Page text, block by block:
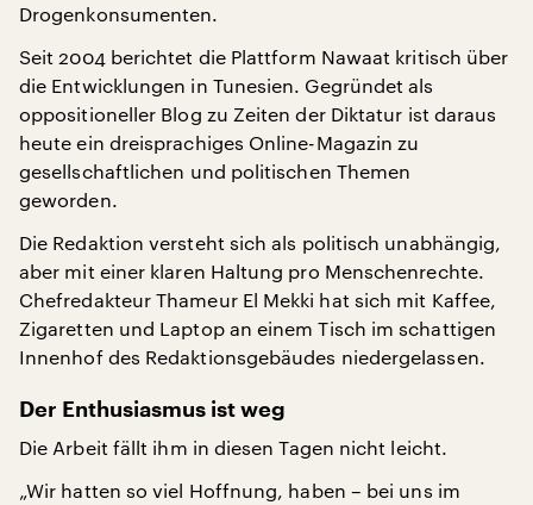
Drogenkonsumenten.
Seit 2004 berichtet die Plattform Nawaat kritisch über
die Entwicklungen in Tunesien. Gegründet als
oppositioneller Blog zu Zeiten der Diktatur ist daraus
heute ein dreisprachiges Online-Magazin zu
gesellschaftlichen und politischen Themen
geworden.
Die Redaktion versteht sich als politisch unabhängig,
aber mit einer klaren Haltung pro Menschenrechte.
Chefredakteur Thameur El Mekki hat sich mit Kaffee,
Zigaretten und Laptop an einem Tisch im schattigen
Innenhof des Redaktionsgebäudes niedergelassen.
Der Enthusiasmus ist weg
Die Arbeit fällt ihm in diesen Tagen nicht leicht.
„Wir hatten so viel Hoffnung, haben – bei uns im